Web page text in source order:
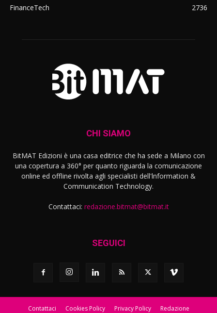
FinanceTech
2736
CHI SIAMO
BitMAT Edizioni è una casa editrice che ha sede a Milano con
una copertura a 360° per quanto riguarda la comunicazione
online ed offline rivolta agli specialisti dell'lnformation &
Communication Technology.
Contattaci: redazione.bitmat@bitmat.it
SEGUICI
Contattaci Cookies Policy Privacy Policy Redazione